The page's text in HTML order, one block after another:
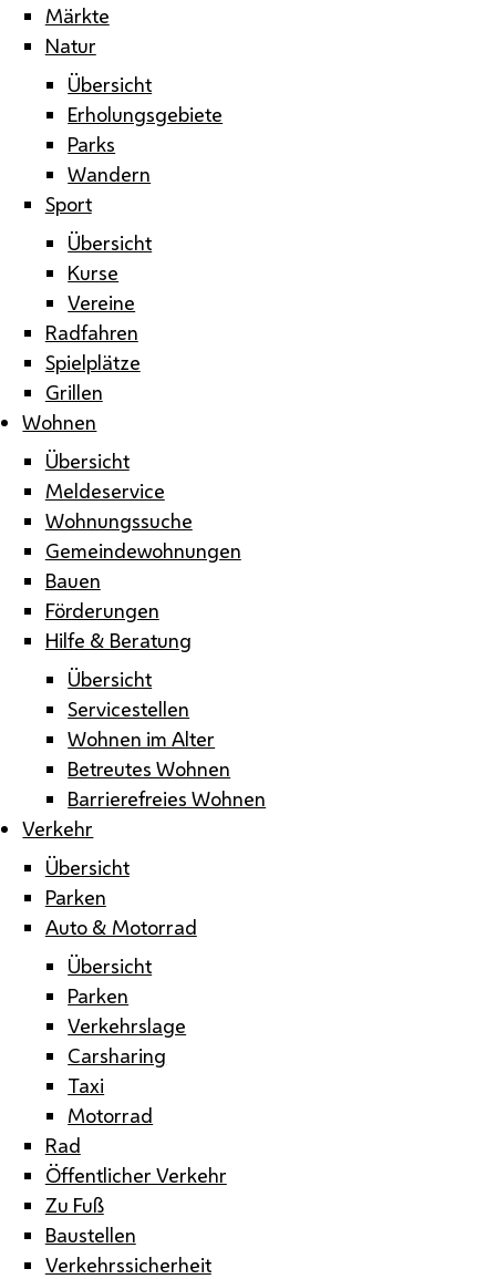
Märkte
Natur
Übersicht
Erholungsgebiete
Parks
Wandern
Sport
Übersicht
Kurse
Vereine
Radfahren
Spielplätze
Grillen
Wohnen
Übersicht
Meldeservice
Wohnungssuche
Gemeindewohnungen
Bauen
Förderungen
Hilfe & Beratung
Übersicht
Servicestellen
Wohnen im Alter
Betreutes Wohnen
Barrierefreies Wohnen
Verkehr
Übersicht
Parken
Auto & Motorrad
Übersicht
Parken
Verkehrslage
Carsharing
Taxi
Motorrad
Rad
Öffentlicher Verkehr
Zu Fuß
Baustellen
Verkehrssicherheit